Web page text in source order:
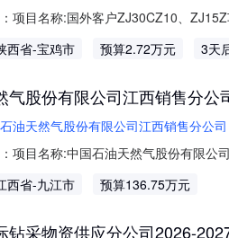
项目名称:国外客户ZJ30CZ10、
：无公告-二次.zip
西省-宝鸡市 预算2.72万元 3天
气股份有限公司江西销售分
油天然气股份有限公司江西销售分公司
项目名称:中国石油天然气股份有限公
程量清单及图纸。（4）建设工期：50
西省-九江市 预算136.75万元
钻采物资供应分公司2026-